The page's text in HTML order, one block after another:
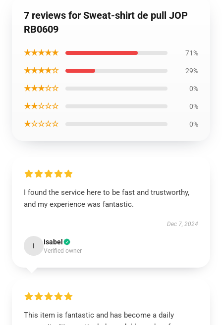
7 reviews for Sweat-shirt de pull JOP
RB0609
★★★★★ 71%
★★★★☆ 29%
★★★☆☆ 0%
★★☆☆☆ 0%
★☆☆☆☆ 0%
I found the service here to be fast and trustworthy,
and my experience was fantastic.
Dec 7, 2024
I Isabel
Verified owner
This item is fantastic and has become a daily